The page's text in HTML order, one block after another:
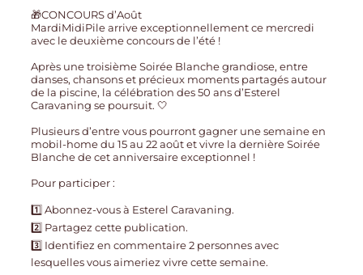
🎁CONCOURS d’Août
MardiMidiPile arrive exceptionnellement ce mercredi
avec le deuxième concours de l’été !
Après une troisième Soirée Blanche grandiose, entre
danses, chansons et précieux moments partagés autour
de la piscine, la célébration des 50 ans d’Esterel
Caravaning se poursuit. 🤍
Plusieurs d’entre vous pourront gagner une semaine en
mobil-home du 15 au 22 août et vivre la dernière Soirée
Blanche de cet anniversaire exceptionnel !
Pour participer :
1️⃣ Abonnez-vous à Esterel Caravaning.
2️⃣ Partagez cette publication.
3️⃣ Identifiez en commentaire 2 personnes avec
lesquelles vous aimeriez vivre cette semaine.